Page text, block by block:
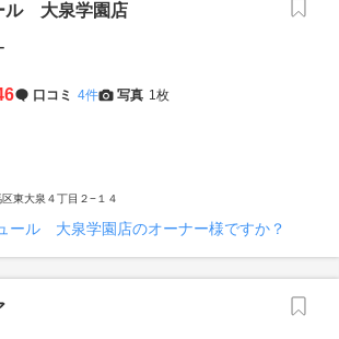
ル 大泉学園店
口コミ 4件 写真 1枚
東大泉４丁目２−１４
ール 大泉学園店のオーナー様ですか？